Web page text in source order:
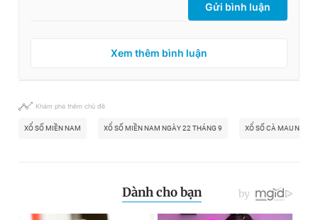
Gửi bình luận
Xem thêm bình luận
Khám phá thêm chủ đề
XỔ SỐ MIỀN NAM XỔ SỐ MIỀN NAM NGÀY 22 THÁNG 9 XỔ SỐ CÀ MAU NGÀY